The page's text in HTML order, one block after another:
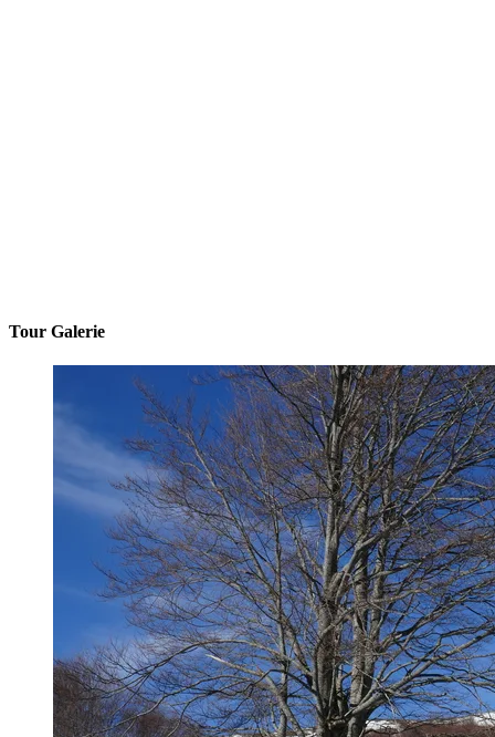
Tour Galerie